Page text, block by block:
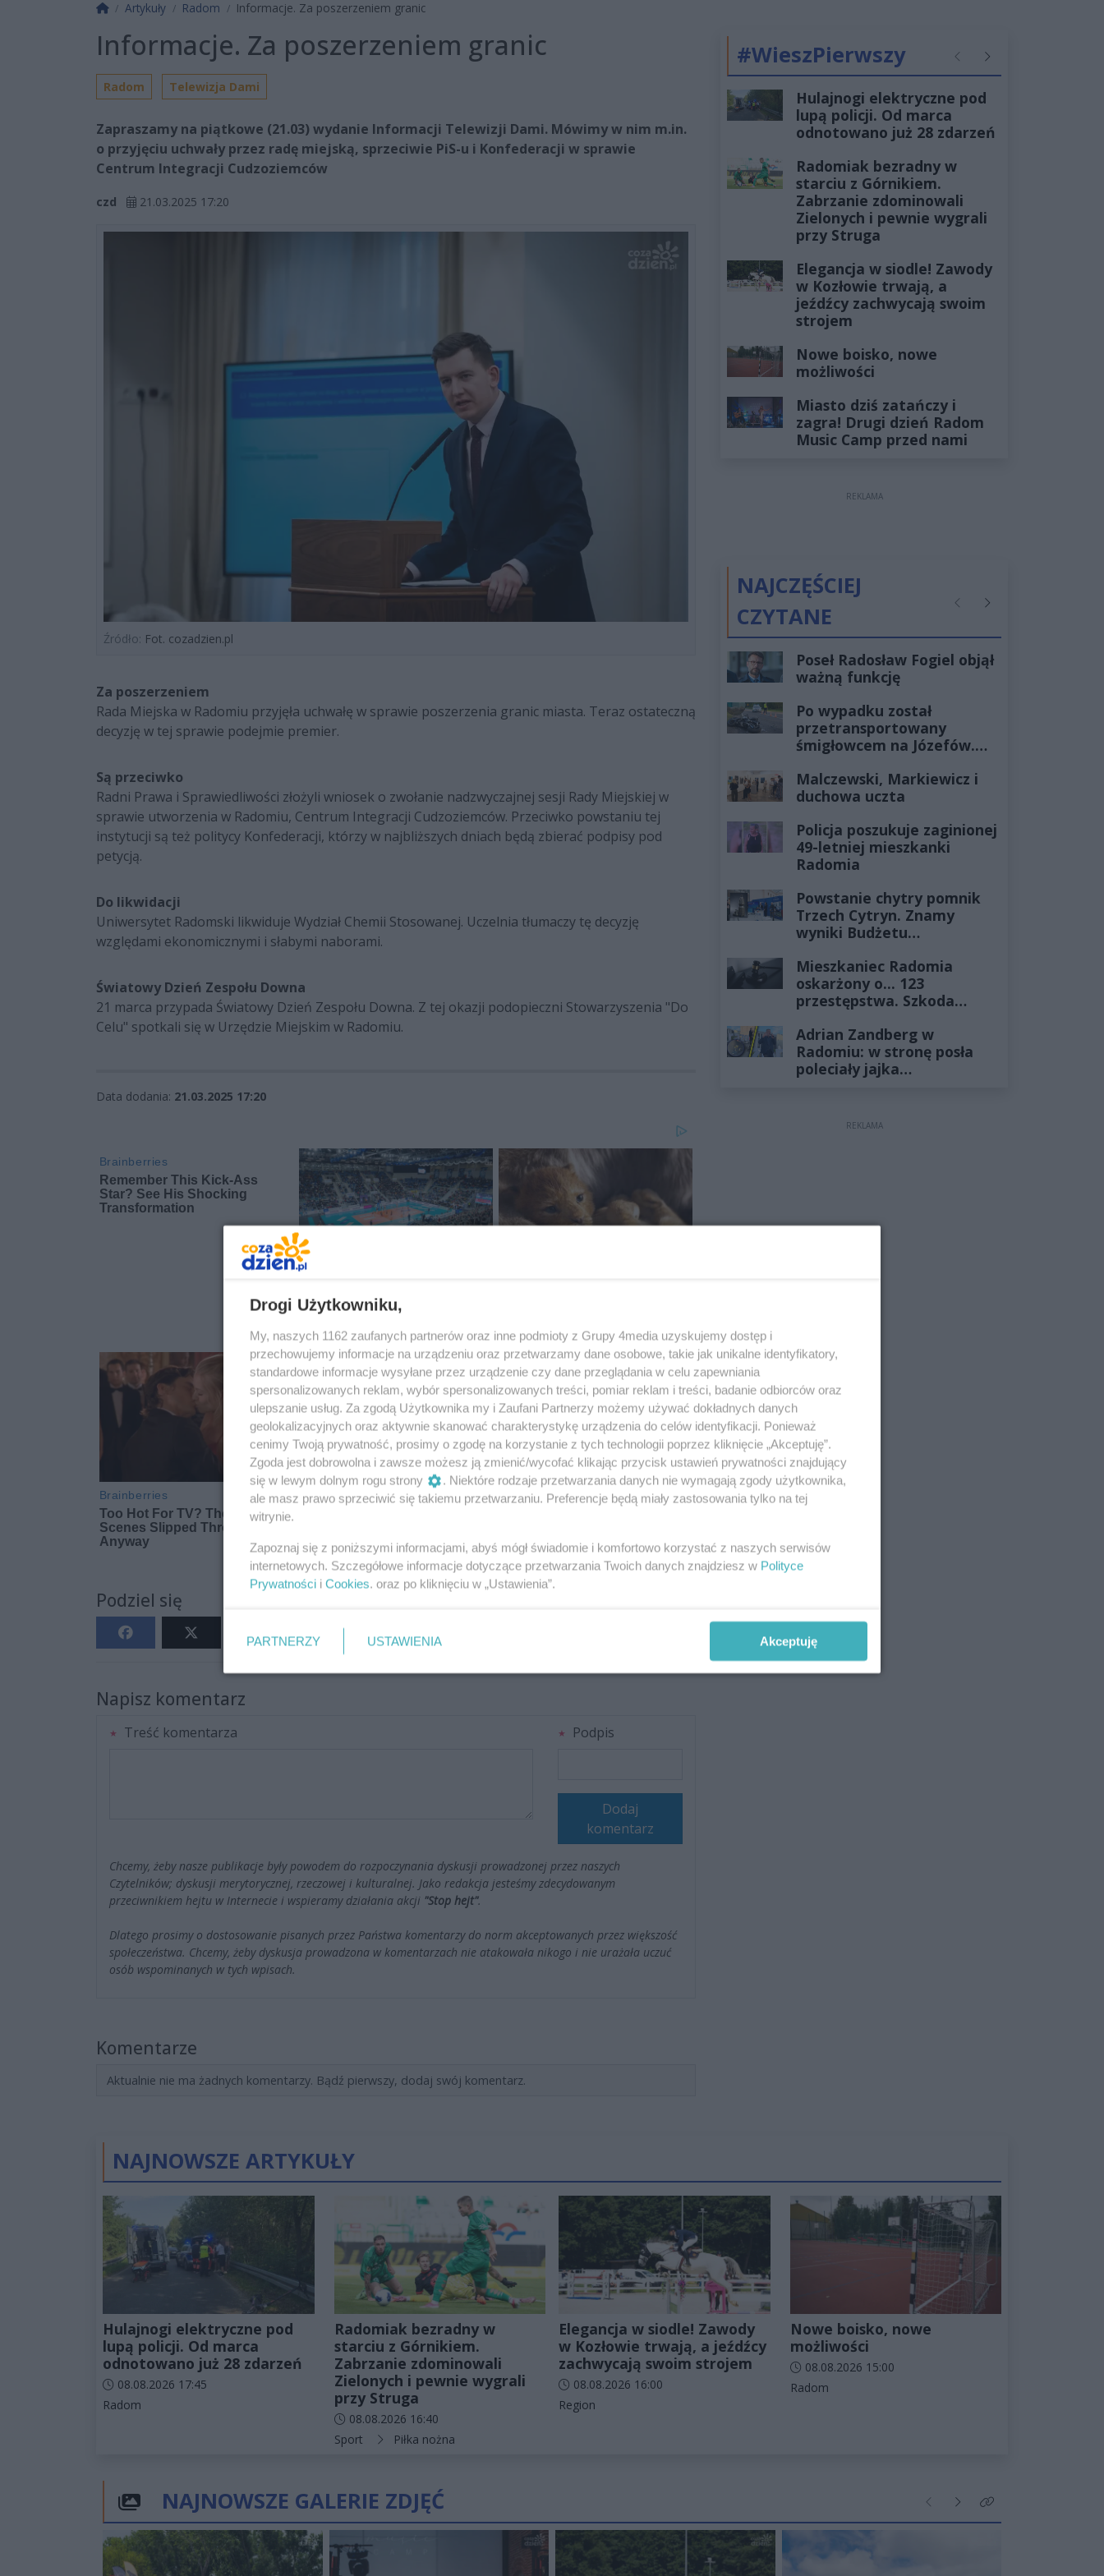
Strona główna
Artykuły Radom Informacje. Za poszerzeniem granic
Informacje. Za poszerzeniem granic
Radom Telewizja Dami
Zapraszamy na piątkowe (21.03) wydanie Informacji Telewizji Dami. Mówimy w nim m.in.
o przyjęciu uchwały przez radę miejską, sprzeciwie PiS-u i Konfederacji w sprawie
Centrum Integracji Cudzoziemców
czd 21.03.2025 17:20
Źródło: Fot. cozadzien.pl
Za poszerzeniem
Rada Miejska w Radomiu przyjęła uchwałę w sprawie poszerzenia granic miasta. Teraz ostateczną
decyzję w tej sprawie podejmie premier.
Są przeciwko
Radni Prawa i Sprawiedliwości złożyli wniosek o zwołanie nadzwyczajnej sesji Rady Miejskiej w
sprawie utworzenia w Radomiu, Centrum Integracji Cudzoziemców. Przeciwko powstaniu tej
instytucji są też politycy Konfederacji, którzy w najbliższych dniach będą zbierać podpisy pod
petycją.
Do likwidacji
Uniwersytet Radomski likwiduje Wydział Chemii Stosowanej. Uczelnia tłumaczy tę decyzję
względami ekonomicznymi i słabymi naborami.
Światowy Dzień Zespołu Downa
21 marca przypada Światowy Dzień Zespołu Downa. Z tej okazji podopieczni Stowarzyszenia "Do
Celu" spotkali się w Urzędzie Miejskim w Radomiu.
Data dodania: 21.03.2025 17:20
Podziel się
Napisz komentarz
Treść komentarza Podpis
Dodaj
komentarz
Chcemy, żeby nasze publikacje były powodem do rozpoczynania dyskusji prowadzonej przez naszych
Czytelników; dyskusji merytorycznej, rzeczowej i kulturalnej. Jako redakcja jesteśmy zdecydowanym
przeciwnikiem hejtu w Internecie i wspieramy działania akcji "Stop hejt".
Dlatego prosimy o dostosowanie pisanych przez Państwa komentarzy do norm akceptowanych przez większość
społeczeństwa. Chcemy, żeby dyskusja prowadzona w komentarzach nie atakowała nikogo i nie urażała uczuć
osób wspominanych w tych wpisach.
Komentarze
Aktualnie nie ma żadnych komentarzy. Bądź pierwszy, dodaj swój komentarz.
#WieszPierwszy PoprzednieNastępne
Hulajnogi elektryczne pod
lupą policji. Od marca
odnotowano już 28 zdarzeń
Radomiak bezradny w
starciu z Górnikiem.
Zabrzanie zdominowali
Zielonych i pewnie wygrali
przy Struga
Elegancja w siodle! Zawody
w Kozłowie trwają, a
jeźdźcy zachwycają swoim
strojem
Nowe boisko, nowe
możliwości
Miasto dziś zatańczy i
zagra! Drugi dzień Radom
Music Camp przed nami
REKLAMA
NAJCZĘŚCIEJ
CZYTANE
PoprzednieNastępne
Poseł Radosław Fogiel objął
ważną funkcję
Po wypadku został
przetransportowany
śmigłowcem na Józefów.
żyłach
Malczewski, Markiewicz i
duchowa uczta
Policja poszukuje zaginionej
49-letniej mieszkanki
Radomia
Powstanie chytry pomnik
Trzech Cytryn. Znamy
wyniki Budżetu
Mieszkaniec Radomia
oskarżony o... 123
przestępstwa. Szkoda
złotych
Adrian Zandberg w
Radomiu: w stronę posła
poleciały jajka…
REKLAMA
NAJNOWSZE ARTYKUŁY
Hulajnogi elektryczne pod
lupą policji. Od marca
odnotowano już 28 zdarzeń
Data dodania artykułu:
08.08.2026 17:45
Kategorie artykułu:
Radom
Radomiak bezradny w
starciu z Górnikiem.
Zabrzanie zdominowali
Zielonych i pewnie wygrali
przy Struga
Data dodania artykułu:
08.08.2026 16:40
Kategorie artykułu:
Sport Piłka nożna
Elegancja w siodle! Zawody
w Kozłowie trwają, a jeźdźcy
zachwycają swoim strojem
Data dodania artykułu:
08.08.2026 16:00
Kategorie artykułu:
Region
Nowe boisko, nowe
możliwości
Data dodania artykułu:
08.08.2026 15:00
Kategorie artykułu:
Radom
NAJNOWSZE GALERIE ZDJĘĆ Poprzednie
NastępneKliknij aby zobaczyć
Drogi Użytkowniku,
My, naszych 1162 zaufanych partnerów oraz inne podmioty z Grupy 4media uzyskujemy dostęp i
przechowujemy informacje na urządzeniu oraz przetwarzamy dane osobowe, takie jak unikalne identyfikatory,
standardowe informacje wysyłane przez urządzenie czy dane przeglądania w celu zapewniania
spersonalizowanych reklam, wybór spersonalizowanych treści, pomiar reklam i treści, badanie odbiorców oraz
ulepszanie usług. Za zgodą Użytkownika my i Zaufani Partnerzy możemy używać dokładnych danych
geolokalizacyjnych oraz aktywnie skanować charakterystykę urządzenia do celów identyfikacji. Ponieważ
cenimy Twoją prywatność, prosimy o zgodę na korzystanie z tych technologii poprzez kliknięcie „Akceptuję”.
Zgoda jest dobrowolna i zawsze możesz ją zmienić/wycofać klikając przycisk ustawień prywatności znajdujący
się w lewym dolnym rogu strony
. Niektóre rodzaje przetwarzania danych nie wymagają zgody użytkownika,
ale masz prawo sprzeciwić się takiemu przetwarzaniu. Preferencje będą miały zastosowania tylko na tej
witrynie.
Zapoznaj się z poniższymi informacjami, abyś mógł świadomie i komfortowo korzystać z naszych serwisów
internetowych. Szczegółowe informacje dotyczące przetwarzania Twoich danych znajdziesz w Polityce
Prywatności i Cookies. oraz po kliknięciu w „Ustawienia”.
PARTNERZY USTAWIENIA Akceptuję